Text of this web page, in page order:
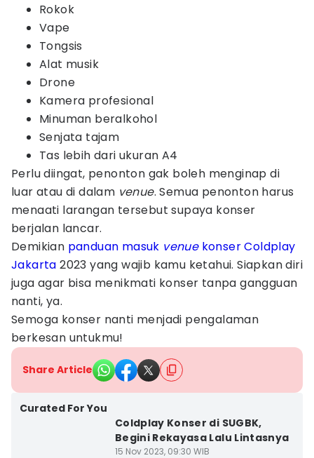
Rokok
Vape
Tongsis
Alat musik
Drone
Kamera profesional
Minuman beralkohol
Senjata tajam
Tas lebih dari ukuran A4
Perlu diingat, penonton gak boleh menginap di
luar atau di dalam venue. Semua penonton harus
menaati larangan tersebut supaya konser
berjalan lancar.
Demikian panduan masuk venuekonser Coldplay
Jakarta 2023 yang wajib kamu ketahui. Siapkan diri
juga agar bisa menikmati konser tanpa gangguan
nanti, ya.
Semoga konser nanti menjadi pengalaman
berkesan untukmu!
Share Article
Curated For You
Coldplay Konser di SUGBK,
Begini Rekayasa Lalu Lintasnya
15 Nov 2023, 09:30 WIB